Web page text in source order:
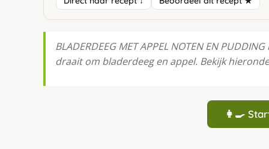
BLADERDEEG MET APPEL NOTEN EN
draait om bladerdeeg en appel. Bekijk
👩‍🍳